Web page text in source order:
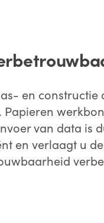
en
van data is
en verlaagt u